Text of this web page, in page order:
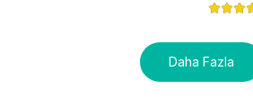
Daha Fazla